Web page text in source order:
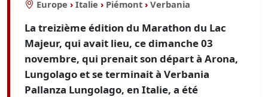
Europe › Italie › Piémont › Verbania
La treizième édition du Marathon du Lac
Majeur, qui avait lieu, ce dimanche 03
novembre, qui prenait son départ à Arona,
Lungolago et se terminait à Verbania
Pallanza Lungolago, en Italie, a été